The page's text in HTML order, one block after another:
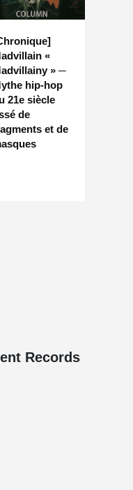
«
» ─
hip-hop
21e siècle
de
et de
Records